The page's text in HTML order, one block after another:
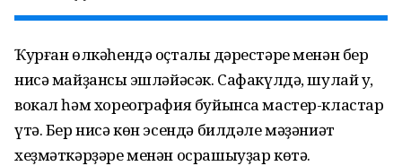
Ҡурған өлкәһендә оҫталыҡ дәрестәре менән бер
нисә майҙансыҡ эшләйәсәк. Сафакүлдә, шулай уҡ,
вокал һәм хореография буйынса мастер-кластар
үтә. Бер нисә көн эсендә билдәле мәҙәниәт
хеҙмәткәрҙәре менән осрашыуҙар көтә.